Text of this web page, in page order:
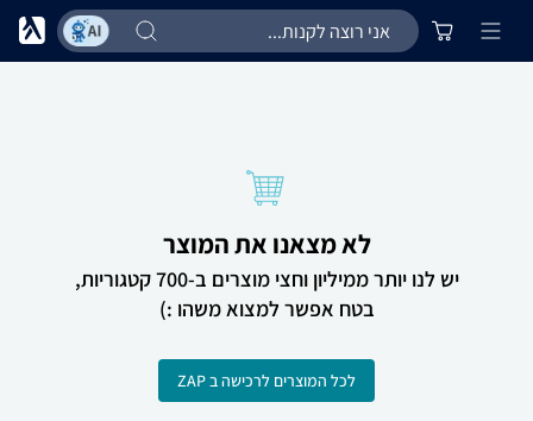
לא מצאנו את המוצר
יש לנו יותר ממיליון וחצי מוצרים ב-700 קטגוריות,
בטח אפשר למצוא משהו :)
לכל המוצרים לרכישה ב ZAP